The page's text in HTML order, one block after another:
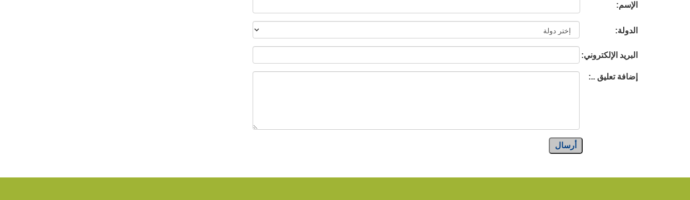
الإسم:
الدولة:
البريد الإلكتروني:
إضافة تعليق ..:
أرسال